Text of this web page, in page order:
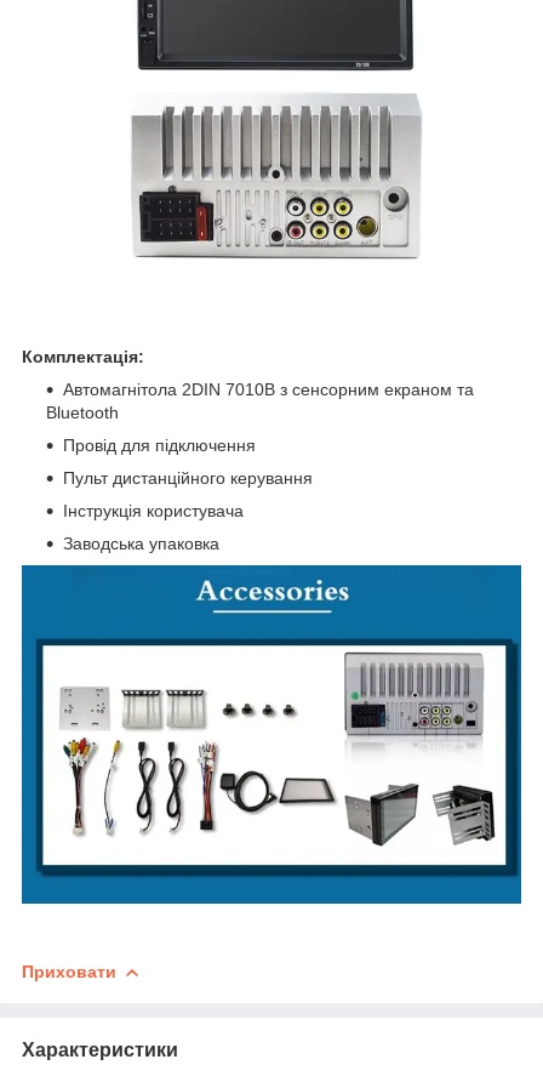
Комплектація:
Автомагнітола 2DIN 7010B з сенсорним екраном та
Bluetooth
Провід для підключення
Пульт дистанційного керування
Інструкція користувача
Заводська упаковка
Приховати
Характеристики